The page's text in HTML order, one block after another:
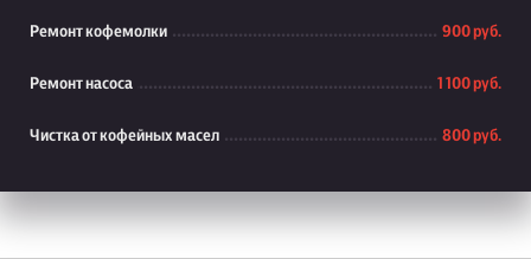
Ремонт кофемолки 900 руб.
Ремонт насоса 1 100 руб.
Чистка от кофейных масел 800 руб.